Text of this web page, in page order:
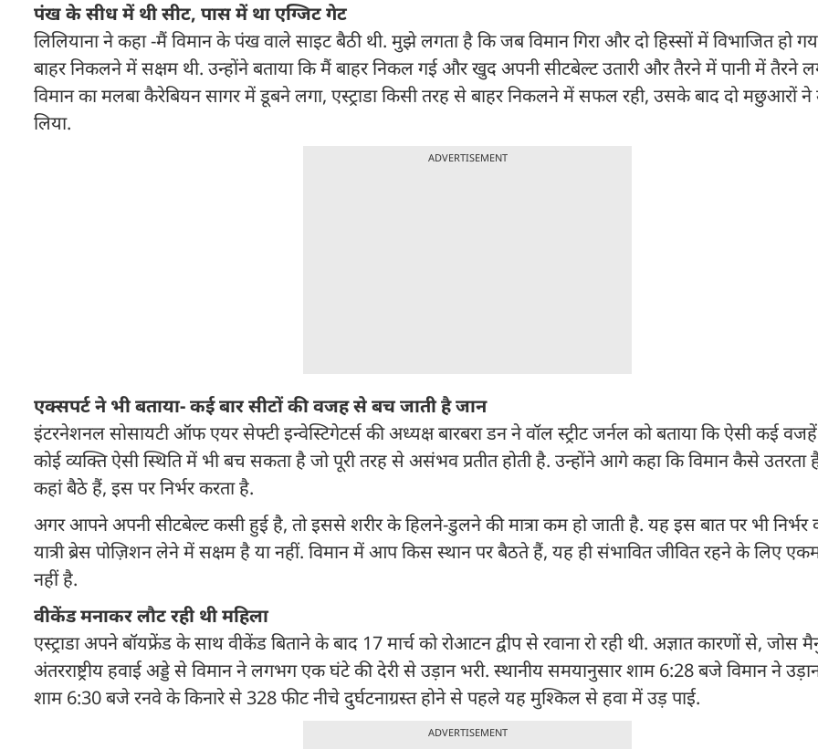
पंख के सीध में थी सीट, पास में था एग्जिट गेट
लिलियाना ने कहा -मैं विमान के पंख वाले साइट बैठी थी. मुझे लगता है कि जब विमान गिरा और दो हिस्सों में विभाजित हो
बाहर निकलने में सक्षम थी. उन्होंने बताया कि मैं बाहर निकल गई और खुद अपनी सीटबेल्ट उतारी और तैरने में पानी में तैरने
विमान का मलबा कैरेबियन सागर में डूबने लगा, एस्ट्राडा किसी तरह से बाहर निकलने में सफल रही, उसके बाद दो मछुआरों
लिया.
ADVERTISEMENT
एक्सपर्ट ने भी बताया- कई बार सीटों की वजह से बच जाती है जान
इंटरनेशनल सोसायटी ऑफ एयर सेफ्टी इन्वेस्टिगेटर्स की अध्यक्ष बारबरा डन ने वॉल स्ट्रीट जर्नल को बताया कि ऐसी कई
कोई व्यक्ति ऐसी स्थिति में भी बच सकता है जो पूरी तरह से असंभव प्रतीत होती है. उन्होंने आगे कहा कि विमान कैसे उतरता
कहां बैठे हैं, इस पर निर्भर करता है.
अगर आपने अपनी सीटबेल्ट कसी हुई है, तो इससे शरीर के हिलने-डुलने की मात्रा कम हो जाती है. यह इस बात पर भी निर्भर
यात्री ब्रेस पोज़िशन लेने में सक्षम है या नहीं. विमान में आप किस स्थान पर बैठते हैं, यह ही संभावित जीवित रहने के लिए
नहीं है.
वीकेंड मनाकर लौट रही थी महिला
एस्ट्राडा अपने बॉयफ्रेंड के साथ वीकेंड बिताने के बाद 17 मार्च को रोआटन द्वीप से रवाना रो रही थी. अज्ञात कारणों से,
अंतरराष्ट्रीय हवाई अड्डे से विमान ने लगभग एक घंटे की देरी से उड़ान भरी. स्थानीय समयानुसार शाम 6:28 बजे विमान ने
शाम 6:30 बजे रनवे के किनारे से 328 फीट नीचे दुर्घटनाग्रस्त होने से पहले यह मुश्किल से हवा में उड़ पाई.
ADVERTISEMENT